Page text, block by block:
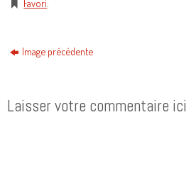
Favori
Image précédente
Laisser votre commentaire ici